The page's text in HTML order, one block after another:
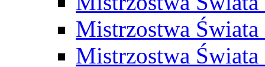
Mistrzostwa
Mistrzostwa